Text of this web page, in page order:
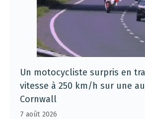
Un motocycliste surpris en
vitesse à 250 km/h sur une
Cornwall
7 août 2026